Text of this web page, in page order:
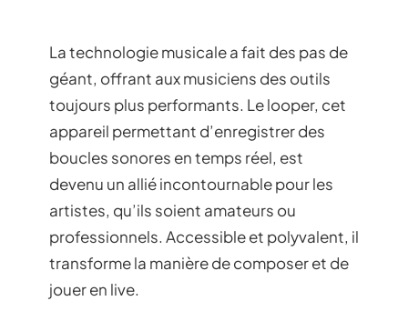
La technologie musicale a fait des pas de
géant, offrant aux musiciens des outils
toujours plus performants. Le looper, cet
appareil permettant d’enregistrer des
boucles sonores en temps réel, est
devenu un allié incontournable pour les
artistes, qu’ils soient amateurs ou
professionnels. Accessible et polyvalent, il
transforme la manière de composer et de
jouer en live.